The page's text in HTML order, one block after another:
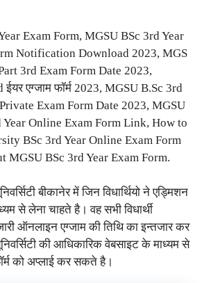
Exam Form, MGSU BSc 3rd Year
Notification Download 2023, MGS
3rd Exam Form Date 2023,
एग्जाम फॉर्म 2023, MGSU B.Sc 3rd
Exam Form Date 2023, MGSU
Online Exam Form Link, How to
BSc 3rd Year Online Exam Form
MGSU BSc 3rd Year Exam Form.
बीकानेर में जिन विधार्थियो ने एड्मिशन
से लेना चाहते है। वह सभी विधार्थी
जारी ऑनलाइन एग्जाम की तिथि का इन्तजार कर
की आधिकारिक वेबसाइट के माध्यम से
को अप्लाई कर सकते है।